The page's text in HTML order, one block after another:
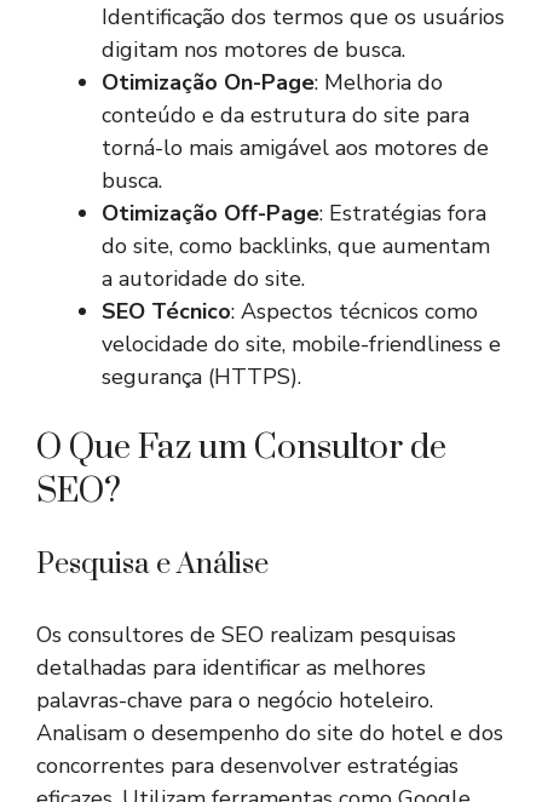
Identificação dos termos que os usuários
digitam nos motores de busca.
Otimização On-Page: Melhoria do
conteúdo e da estrutura do site para
torná-lo mais amigável aos motores de
busca.
Otimização Off-Page: Estratégias fora
do site, como backlinks, que aumentam
a autoridade do site.
SEO Técnico: Aspectos técnicos como
velocidade do site, mobile-friendliness e
segurança (HTTPS).
O Que Faz um Consultor de
SEO?
Pesquisa e Análise
Os consultores de SEO realizam pesquisas
detalhadas para identificar as melhores
palavras-chave para o negócio hoteleiro.
Analisam o desempenho do site do hotel e dos
concorrentes para desenvolver estratégias